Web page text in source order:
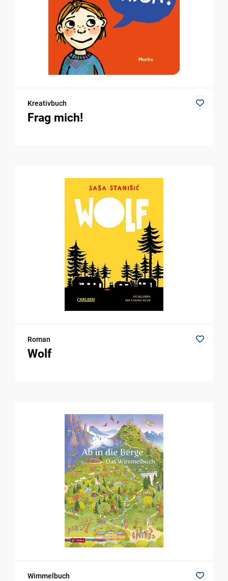
Kreativbuch
Frag mich!
Roman
Wolf
Wimmelbuch